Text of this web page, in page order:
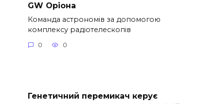
GW Оріона
Команда астрономів за допомогою
комплексу радіотелескопів
0 0
Генетичний перемикач керує